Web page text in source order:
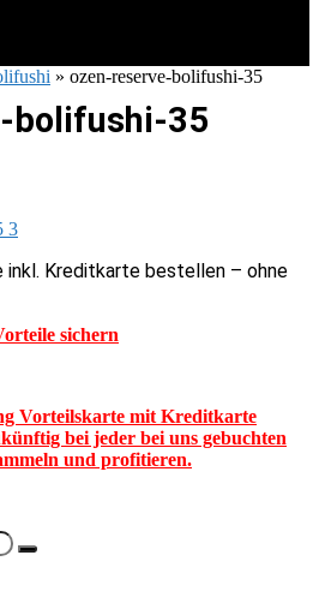
» ozen-reserve-bolifushi-35
bolifushi-35
Kreditkarte bestellen – ohne
sichern
Vorteilskarte mit Kreditkarte
bei jeder bei uns gebuchten
und profitieren.